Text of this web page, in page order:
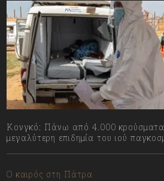
Κονγκό: Πάνω από 4.000
μεγαλύτερη επιδημία του ιού
Ο καιρός στη Πάτρα